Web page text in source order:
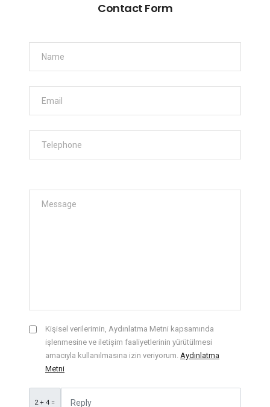
Contact Form
Kişisel verilerimin, Aydınlatma Metni kapsamında
işlenmesine ve iletişim faaliyetlerinin yürütülmesi
amacıyla kullanılmasına izin veriyorum. Aydınlatma
Metni
2 + 4 =